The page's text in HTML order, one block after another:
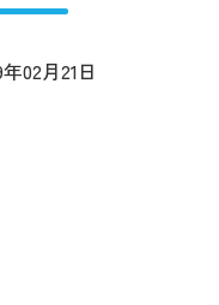
02月21日